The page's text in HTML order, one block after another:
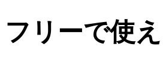
フリーで使